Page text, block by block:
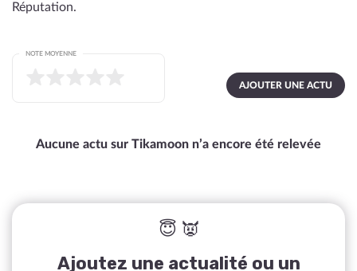
Réputation.
AJOUTER UNE ACTU
NOTE MOYENNE
Aucune actu sur Tikamoon n’a encore été relevée
😇 👿
Ajoutez une actualité ou un